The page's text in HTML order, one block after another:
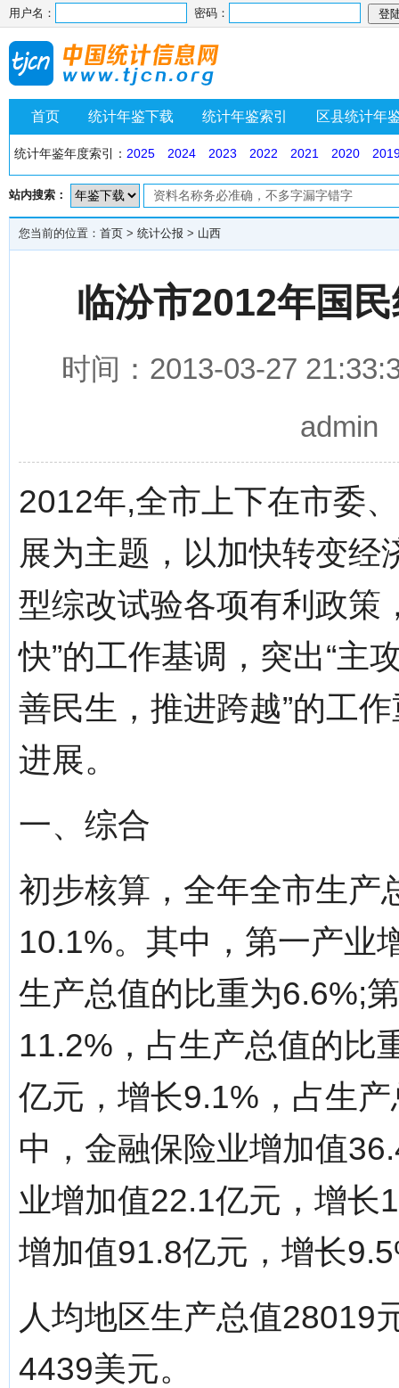
用户名： 密码：
首页 统计年鉴下载 统计年鉴索引 区县统计年
统计年鉴年度索引： 2025 2024 2023 2022 2021 2020
站内搜索：
您当前的位置： 首页 > 统计公报 > 山西
临汾市2012年国
时间：2013-03-27
admin
2012年,全市上下在市委
展为主题，以加快转变经
型综改试验各项有利政策
快”的工作基调，突出“主
善民生，推进跨越”的工
进展。
一、综合
初步核算，全年全市生产
10.1%。其中，第一产业
生产总值的比重为6.6%;
11.2%，占生产总值的比
亿元，增长9.1%，占生
中，金融保险业增加值
业增加值22.1亿元，增长
增加值91.8亿元，增长
人均地区生产总值28019
4439美元。